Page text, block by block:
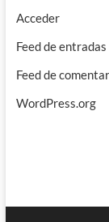
Acceder
Feed de entradas
Feed de
WordPress.org